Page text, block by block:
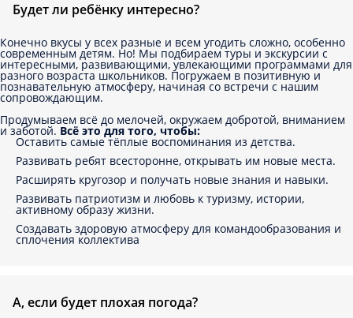
Будет ли ребёнку интересно?
Конечно вкусы у всех разные и всем угодить сложно, особенно
современным детям. Но! Мы подбираем туры и экскурсии с
интересными, развивающими, увлекающими программами для
разного возраста школьников. Погружаем в позитивную и
познавательную атмосферу, начиная со встречи с нашим
сопровождающим.
Продумываем всё до мелочей, окружаем добротой, вниманием
и заботой. Всё это для того, чтобы:
Оставить самые тёплые воспоминания из детства.
Развивать ребят всесторонне, открывать им новые места.
Расширять кругозор и получать новые знания и навыки.
Развивать патриотизм и любовь к туризму, истории,
активному образу жизни.
Создавать здоровую атмосферу для командообразования и
сплочения коллектива
А, если будет плохая погода?